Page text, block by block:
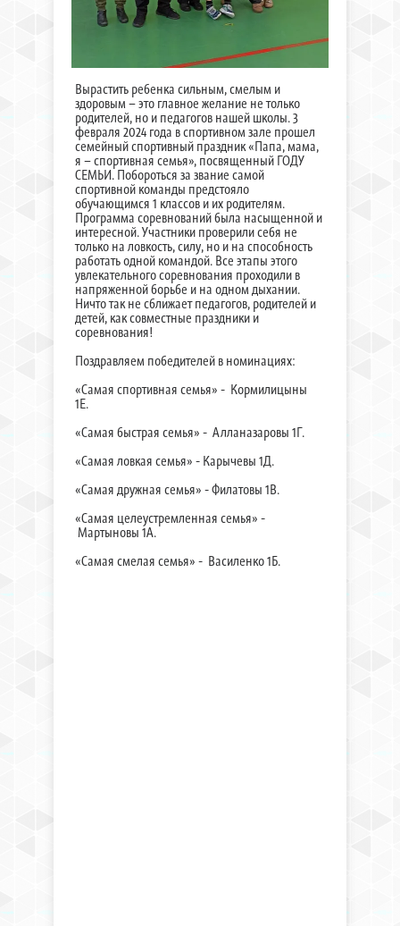
Вырастить ребенка сильным, смелым и
здоровым – это главное желание не только
родителей, но и педагогов нашей школы. 3
февраля 2024 года в спортивном зале прошел
семейный спортивный праздник «Папа, мама,
я – спортивная семья», посвященный ГОДУ
СЕМЬИ. Побороться за звание самой
спортивной команды предстояло
обучающимся 1 классов и их родителям.
Программа соревнований была насыщенной и
интересной. Участники проверили себя не
только на ловкость, силу, но и на способность
работать одной командой. Все этапы этого
увлекательного соревнования проходили в
напряженной борьбе и на одном дыхании.
Ничто так не сближает педагогов, родителей и
детей, как совместные праздники и
соревнования!
Поздравляем победителей в номинациях:
«Самая спортивная семья» - Кормилицыны
1Е.
«Самая быстрая семья» - Алланазаровы 1Г.
«Самая ловкая семья» - Карычевы 1Д.
«Самая дружная семья» - Филатовы 1В.
«Самая целеустремленная семья» -
Мартыновы 1А.
«Самая смелая семья» - Василенко 1Б.